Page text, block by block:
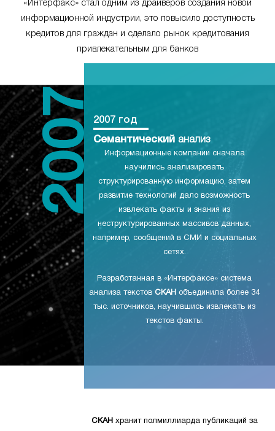
«Интерфакс» стал одним из драйверов создания новой
информационной индустрии, это повысило доступность
кредитов для граждан и сделало рынок кредитования
привлекательным для банков
2007 год
Семантический анализ
Информационные компании сначала
научились анализировать
структурированную информацию, затем
развитие технологий дало возможность
извлекать факты и знания из
неструктурированных массивов данных,
например, сообщений в СМИ и социальных
сетях.
Разработанная в «Интерфаксе» система
анализа текстов СКАН объединила более 34
тыс. источников, научившись извлекать из
текстов факты.
СКАН хранит полмиллиарда публикаций за